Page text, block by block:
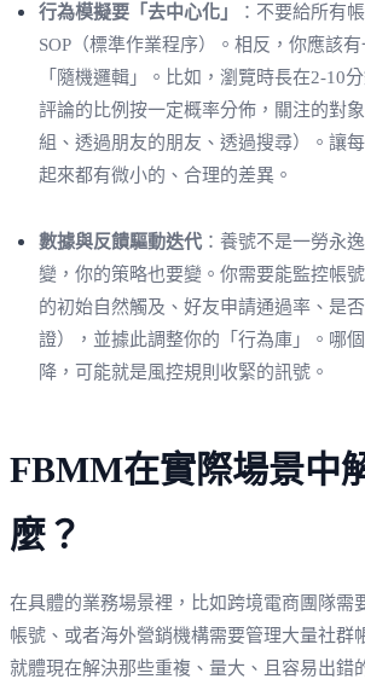
行為模擬要「去中心化」
：不要給所有
SOP（標準作業程序）。相反，你應該
「隨機邏輯」。比如，瀏覽時長在2-10
評論的比例按一定概率分佈，關注的對
組、透過朋友的朋友、透過搜尋）。讓
起來都有微小的、合理的差異。
數據與反饋驅動迭代：養號不是一勞永
變，你的策略也要變。你需要能監控帳
的初始自然觸及、好友申請通過率、是
證），並據此調整你的「行為庫」。哪
降，可能就是風控規則收緊的訊號。
FBMM在實際場景中
麼？
在具體的業務場景裡，比如跨境電商團隊需
帳號、或者海外營銷機構需要管理大量社群
就體現在解決那些重複、量大、且容易出錯